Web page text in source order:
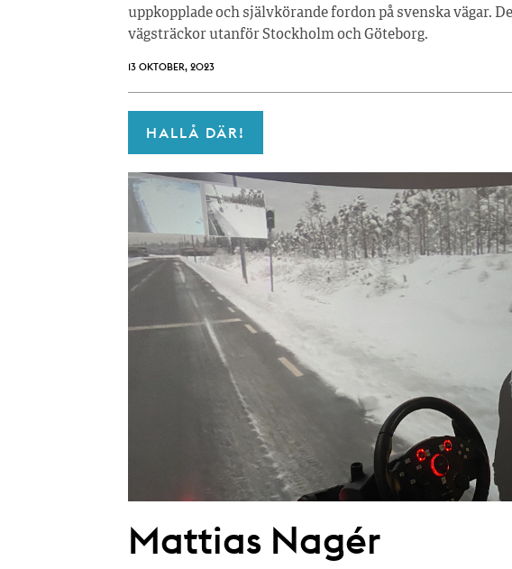
uppkopplade och självkörande fordon på svenska vägar.
vägsträckor utanför Stockholm och Göteborg.
13 OKTOBER, 2023
HALLÅ DÄR!
Mattias Nagér